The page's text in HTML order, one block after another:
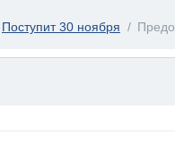
Поступит 30 ноября